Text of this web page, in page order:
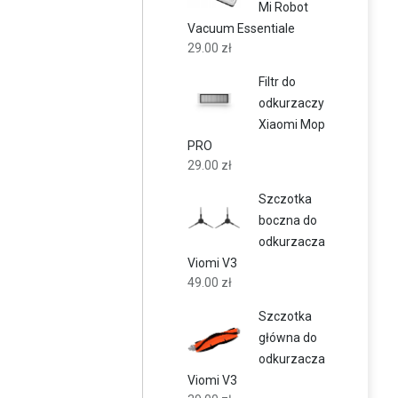
Mi Robot
Vacuum Essentiale
29.00 zł
Filtr do
odkurzaczy
Xiaomi Mop
PRO
29.00 zł
Szczotka
boczna do
odkurzacza
Viomi V3
49.00 zł
Szczotka
główna do
odkurzacza
Viomi V3